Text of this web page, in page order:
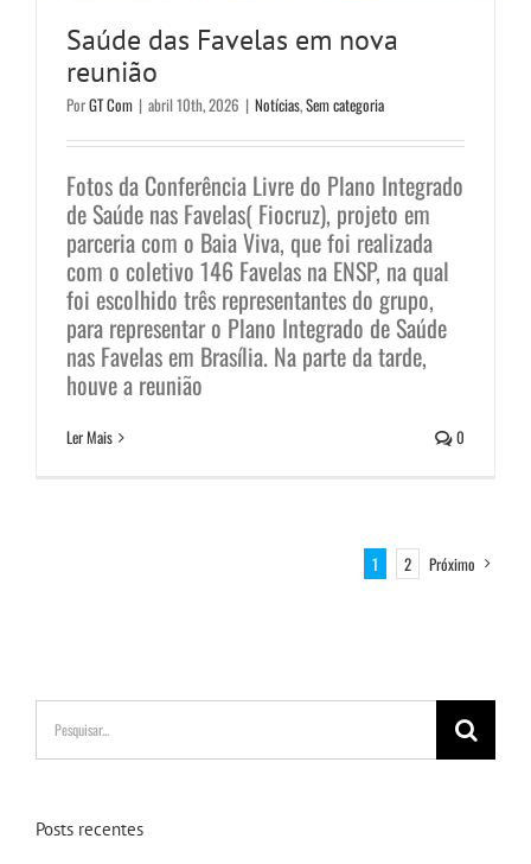
Saúde das Favelas em nova
reunião
PorGT Com | abril 10th, 2026 | Notícias,Sem categoria
Fotos da Conferência Livre do Plano Integrado
de Saúde nas Favelas( Fiocruz), projeto em
parceria com o Baia Viva, que foi realizada
com o coletivo 146 Favelas na ENSP, na qual
foi escolhido três representantes do grupo,
para representar o Plano Integrado de Saúde
nas Favelas em Brasília. Na parte da tarde,
houve a reunião
Ler Mais 0
1 2 Próximo
Buscar
resultados
para:
Posts recentes